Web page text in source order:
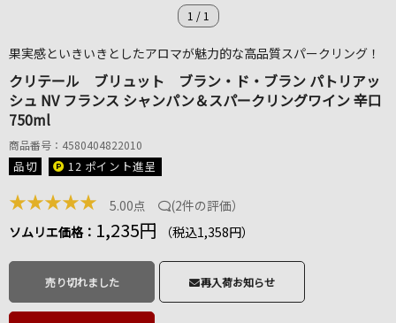
1 / 1
果実感といきいきとしたアロマが魅力的な高品質スパークリング！
クリテール ブリュット ブラン・ド・ブラン パトリアッ
シュ NV フランス シャンパン＆スパークリングワイン 辛口
750ml
商品番号：4580404822010
品切 12 ポイント進呈
★★★★★ 5.00点 (2件の評価）
ソムリエ価格： 1,235円 （税込1,358円）
売り切れました 再入荷お知らせ